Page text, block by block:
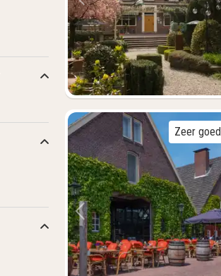
Vorige foto
Vorige foto
Zeer goed